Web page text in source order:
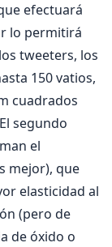
efectuará
lo permitirá
tweeters, los
150 vatios,
cuadrados
segundo
el
mejor), que
elasticidad al
(pero de
de óxido o